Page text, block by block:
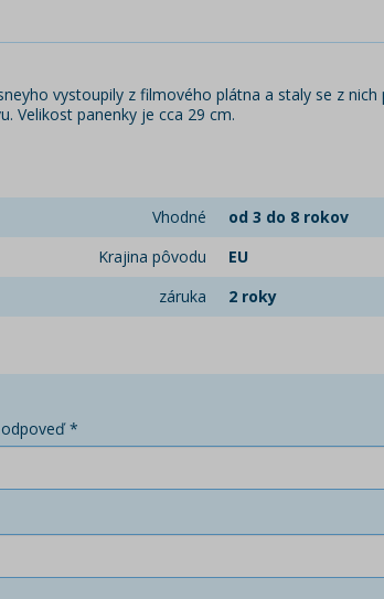
vystoupily z filmového plátna a staly se z
Velikost panenky je cca 29 cm.
Vhodné
od 3 do 8 rokov
Krajina pôvodu
EU
záruka
2 roky
*